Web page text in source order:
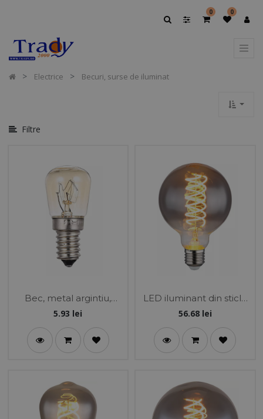
0 0
Electrice Becuri, surse de iluminat
Filtre
Afișați
Categoriile
Bec, metal argintiu,
sticla transparenta,
2300K
5.93 lei
LED iluminant din sticla
fumurie, reglabil incl. 1x
2000K
56.68lei